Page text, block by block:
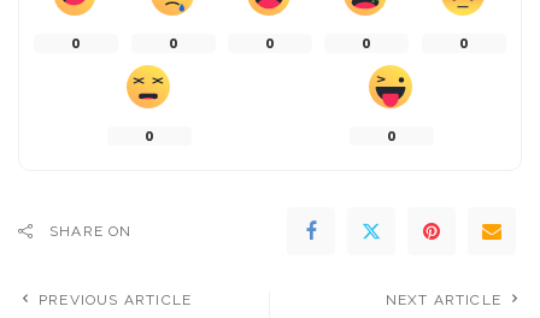
0 0 0 0 0
0 0
SHARE ON
PREVIOUS ARTICLE NEXT ARTICLE